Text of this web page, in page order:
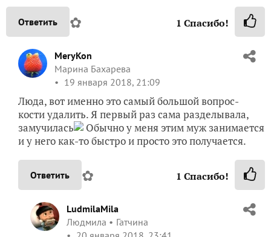
Ответить ✿ 1 Спасибо!
MeryKon
Марина Бахарева
19 января 2018, 21:09
Люда, вот именно это самый большой вопрос-
кости удалить. Я первый раз сама разделывала,
замучилась
Обычно у меня этим муж занимается
и у него как-то быстро и просто это получается.
Ответить ✿ 1 Спасибо!
LudmilaMila
Людмила
Гатчина